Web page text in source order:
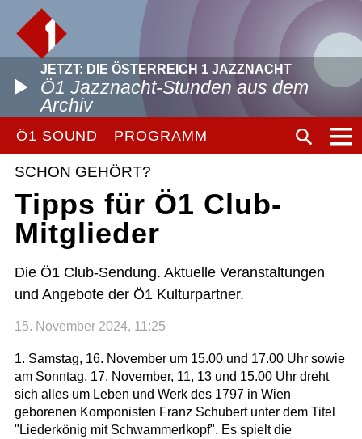
JETZT: DIE ÖSTERREICH 1 JAZZNACHT
Ö1 Jazznacht-Stunden aus dem
Archiv
Ö1 SOUND PROGRAMM
SCHON GEHÖRT?
Tipps für Ö1 Club-
Mitglieder
Die Ö1 Club-Sendung. Aktuelle Veranstaltungen
und Angebote der Ö1 Kulturpartner.
15. November 2024, 11:25
1. Samstag, 16. November um 15.00 und 17.00 Uhr sowie
am Sonntag, 17. November, 11, 13 und 15.00 Uhr dreht
sich alles um Leben und Werk des 1797 in Wien
geborenen Komponisten Franz Schubert unter dem Titel
"Liederkönig mit Schwammerlkopf". Es spielt die